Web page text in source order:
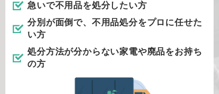
急いで不用品を処分したい方
分別が面倒で、不用品処分をプロに任せた
い方
処分方法が分からない家電や廃品をお持ち
の方